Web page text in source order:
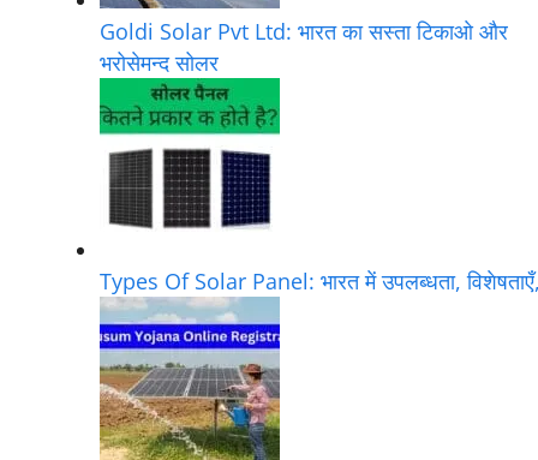
Goldi Solar Pvt Ltd: भारत का सस्ता टिकाओ और
भरोसेमन्द सोलर
Types Of Solar Panel: भारत में उपलब्धता,